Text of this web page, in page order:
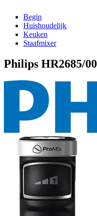
Begin
Huishoudelijk
Keuken
Staafmixer
Philips HR2685/00